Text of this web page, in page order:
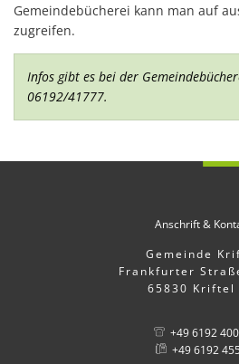
Gemeindebücherei kann man auf
zugreifen.
Infos gibt es bei der
06192/41777.
Anschrift &
Gemeinde
Frankfurter
65830 Kriftel
+49 6192
+49 6192